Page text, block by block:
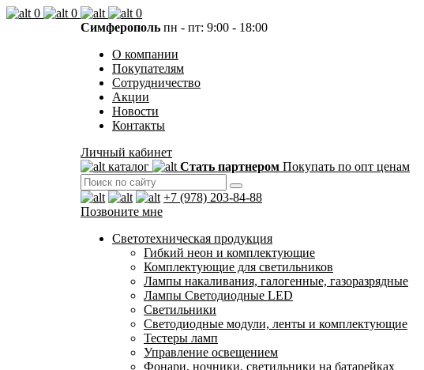
0 0
0
Симферополь пн - пт: 9:00 - 18:00
О компании
Покупателям
Сотрудничество
Акции
Новости
Контакты
Личный кабинет
каталог
Стать партнером Покупать по опт ценам
+7 (978) 203-84-88
Позвоните мне
Светотехническая продукция
Гибкий неон и комплектующие
Комплектующие для светильников
Лампы накаливания, галогенные, газоразрядные
Лампы Светодиодные LED
Светильники
Светодиодные модули, ленты и комплектующие
Тестеры ламп
Управление освещением
Фонари, ночники, светильники на батарейках